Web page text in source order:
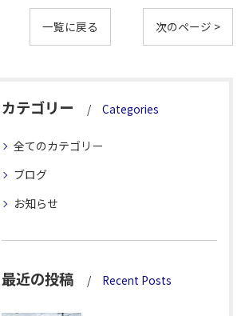
一覧に戻る 次のページ >
カテゴリー Categories
全てのカテゴリー
ブログ
お知らせ
最近の投稿 Recent Posts